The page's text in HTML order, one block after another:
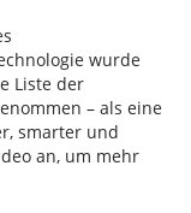
wurde
Liste der
– als eine
smarter und
an, um mehr